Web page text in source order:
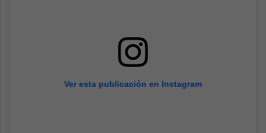
Ver esta publicación en Instagram